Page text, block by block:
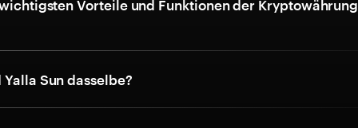
Vorteile und Funktionen der
Yalla Sun dasselbe?